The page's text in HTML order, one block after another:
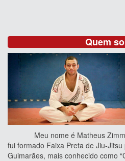
Quem
Meu nome é Matheus
fui formado Faixa Preta de Jiu-
Guimarães, mais conhecido como